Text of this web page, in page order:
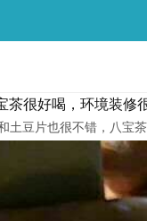
很好喝，环境装修
豆片也很不错，八宝